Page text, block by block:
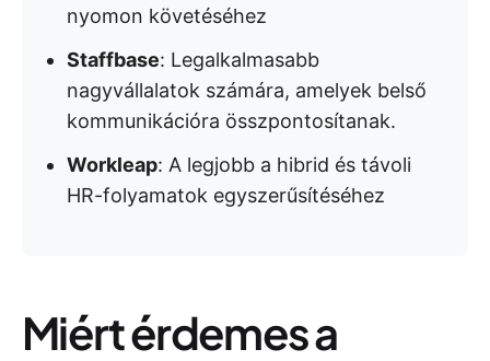
nyomon követéséhez
Staffbase: Legalkalmasabb
nagyvállalatok számára, amelyek belső
kommunikációra összpontosítanak.
Workleap: A legjobb a hibrid és távoli
HR-folyamatok egyszerűsítéséhez
Miért érdemes a